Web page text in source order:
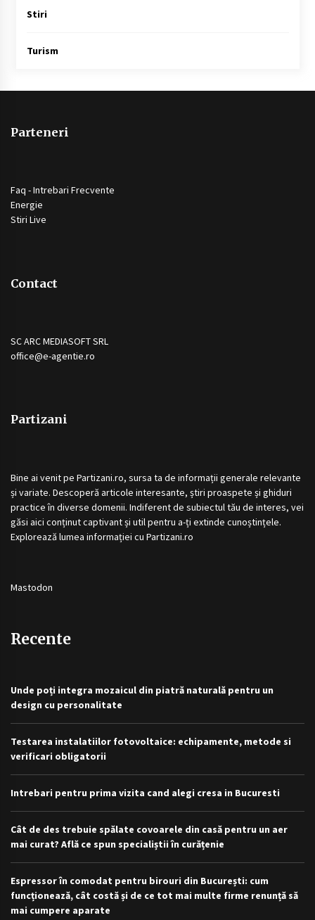
Stiri
Turism
Parteneri
Faq - Intrebari Frecvente
Energie
Stiri Live
Contact
SC ARC MEDIASOFT SRL
office@e-agentie.ro
Partizani
Bine ai venit pe Partizani.ro, sursa ta de informații generale relevante
și variate. Descoperă articole interesante, știri proaspete și ghiduri
practice în diverse domenii. Indiferent de subiectul tău de interes, vei
găsi aici conținut captivant și util pentru a-ți extinde cunoștințele.
Explorează lumea informației cu Partizani.ro
Mastodon
Recente
Unde poți integra mozaicul din piatră naturală pentru un
design cu personalitate
Testarea instalatiilor fotovoltaice: echipamente, metode si
verificari obligatorii
Intrebari pentru prima vizita cand alegi cresa in Bucuresti
Cât de des trebuie spălate covoarele din casă pentru un aer
mai curat? Află ce spun specialiștii în curățenie
Espressor în comodat pentru birouri din București: cum
funcționează, cât costă și de ce tot mai multe firme renunță să
mai cumpere aparate